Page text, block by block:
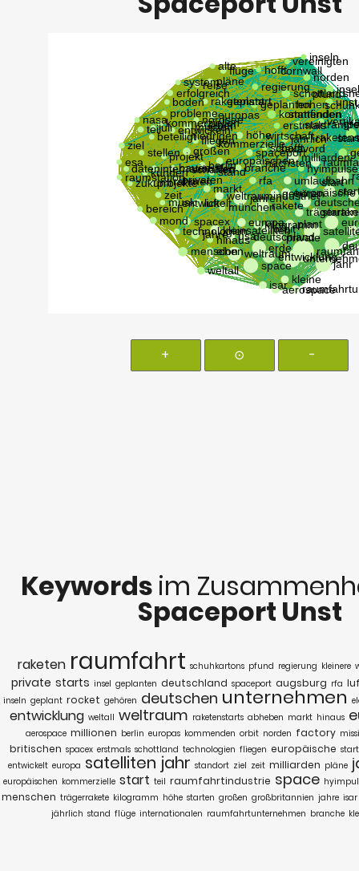
+ ⊙ -
Keywords im
Spaceport Unst
raketen raumfahrt schuhkartons pfund regierung kleinere
private starts insel geplanten deutschland spaceport augsburg rfa
inseln geplant rocket gehören deutschen unternehmen
entwicklung weltall weltraum raketenstarts abheben markt hinaus
aerospace millionen berlin europas kommenden orbit norden factory
britischen spacex erstmals schottland technologien fliegen europäische
entwickelt europa satelliten jahr standort ziel zeit milliarden pläne
europäischen kommerzielle start teil raumfahrtindustrie space
menschen trägerrakete kilogramm höhe starten großen großbritannien jahre isar
jährlich stand flüge internationalen raumfahrtunternehmen branche